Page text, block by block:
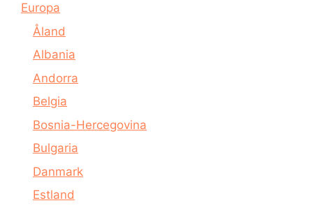
Europa
Åland
Albania
Andorra
Belgia
Bosnia-Hercegovina
Bulgaria
Danmark
Estland